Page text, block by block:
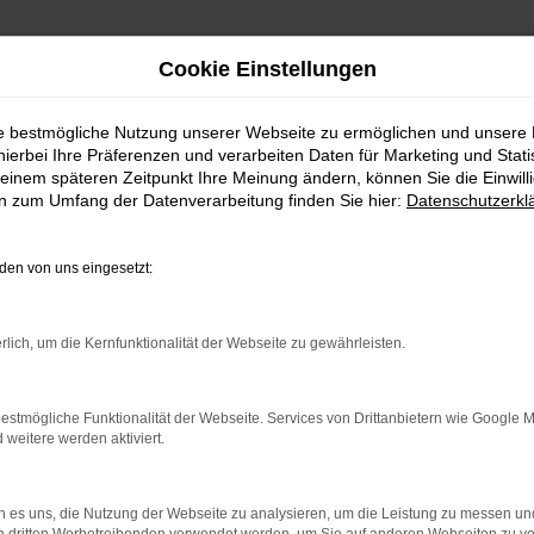
KÜMMERN UNS DARUM
Vor allem seit dem letzten Generationswechsel präsentiert
beim Autokauf. Das Fahrzeug befindet sich im
Cookie Einstellungen
bestmögliche Nutzung unserer Webseite zu ermöglichen und unsere
Ihre Präferenzen und verarbeiten Daten für Marketing und
späteren Zeitpunkt Ihre Meinung ändern, können Sie die
zum Umfang der Datenverarbeitung finden Sie hier:
von uns eingesetzt:
um die Kernfunktionalität der Webseite zu gewährleisten.
Funktionalität der Webseite. Services von Drittanbietern wie Google
weitere werden aktiviert.
es uns, die Nutzung der Webseite zu analysieren, um die Leistung zu messen